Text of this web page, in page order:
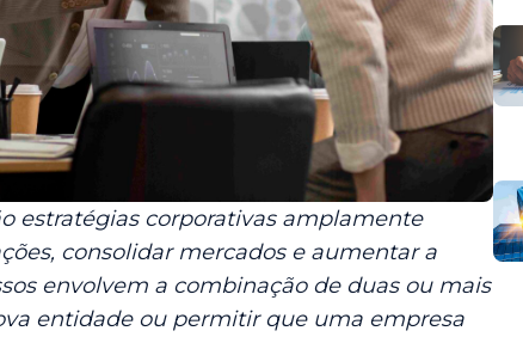
estratégias corporativas amplamente
consolidar mercados e aumentar a
envolvem a combinação de duas ou mais
entidade ou permitir que uma empresa